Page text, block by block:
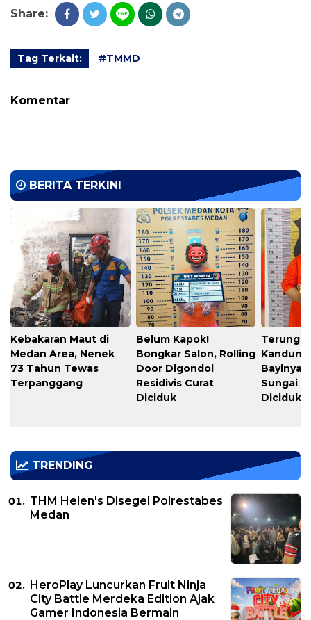
Share:
Tag Terkait: #TMMD
Komentar
BERITA TERKINI
Kebakaran Maut di
Medan Area, Nenek
73 Tahun Tewas
Terpanggang
Belum Kapok!
Bongkar Salon, Rolling
Door Digondol
Residivis Curat
Diciduk
Bayinya
Sungai
Diciduk
TRENDING
THM Helen's Disegel Polrestabes
Medan
HeroPlay Luncurkan Fruit Ninja
City Battle Merdeka Edition Ajak
Gamer Indonesia Bermain